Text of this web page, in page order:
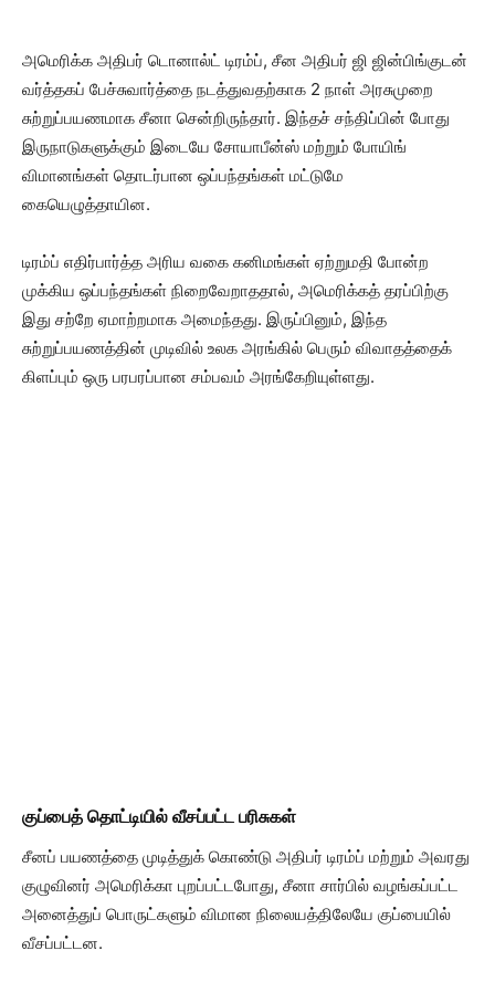
அமெரிக்க அதிபர் டொனால்ட் டிரம்ப், சீன அதிபர் ஜி ஜின்பிங்குடன்
வர்த்தகப் பேச்சுவார்த்தை நடத்துவதற்காக 2 நாள் அரசுமுறை
சுற்றுப்பயணமாக சீனா சென்றிருந்தார். இந்தச் சந்திப்பின் போது
இருநாடுகளுக்கும் இடையே சோயாபீன்ஸ் மற்றும் போயிங்
விமானங்கள் தொடர்பான ஒப்பந்தங்கள் மட்டுமே
கையெழுத்தாயின.
டிரம்ப் எதிர்பார்த்த அரிய வகை கனிமங்கள் ஏற்றுமதி போன்ற
முக்கிய ஒப்பந்தங்கள் நிறைவேறாததால், அமெரிக்கத் தரப்பிற்கு
இது சற்றே ஏமாற்றமாக அமைந்தது. இருப்பினும், இந்த
சுற்றுப்பயணத்தின் முடிவில் உலக அரங்கில் பெரும் விவாதத்தைக்
கிளப்பும் ஒரு பரபரப்பான சம்பவம் அரங்கேறியுள்ளது.
குப்பைத் தொட்டியில் வீசப்பட்ட பரிசுகள்
சீனப் பயணத்தை முடித்துக் கொண்டு அதிபர் டிரம்ப் மற்றும் அவரது
குழுவினர் அமெரிக்கா புறப்பட்டபோது, சீனா சார்பில் வழங்கப்பட்ட
அனைத்துப் பொருட்களும் விமான நிலையத்திலேயே குப்பையில்
வீசப்பட்டன.